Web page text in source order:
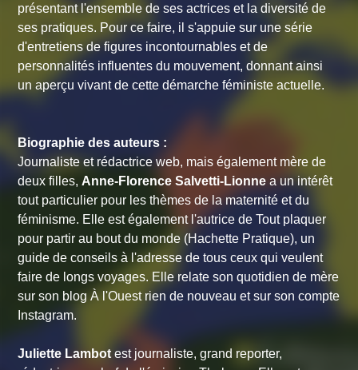
présentant l'ensemble de ses actrices et la diversité de
ses pratiques. Pour ce faire, il s'appuie sur une série
d'entretiens de figures incontournables et de
personnalités influentes du mouvement, donnant ainsi
un aperçu vivant de cette démarche féministe actuelle.
Biographie des auteurs :
Journaliste et rédactrice web, mais également mère de
deux filles, Anne-Florence Salvetti-Lionne a un intérêt
tout particulier pour les thèmes de la maternité et du
féminisme. Elle est également l'autrice deTout plaquer
pour partir au bout du monde (Hachette Pratique), un
guide de conseils à l'adresse de tous ceux qui veulent
faire de longs voyages. Elle relate son quotidien de mère
sur son blog À l'Ouest rien de nouveau et sur son compte
Instagram.
Juliette Lambot est journaliste, grand reporter,